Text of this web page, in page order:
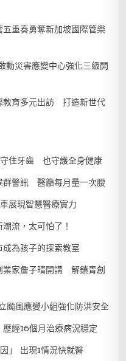
重奏勇奪新加坡國際管樂
災害應變中心強化三級開
教育多元出訪 打造新世代
住牙齒 也守護全身健康
群警訊 醫籲每月量一次腰
展現智慧醫療實力
流，太可怕了！
為孩子的探索教室
業家詹子晴開講 解鎖青創
颱風應變小組強化防洪安全
經16個月治療病況穩定
」 出現1情況快就醫